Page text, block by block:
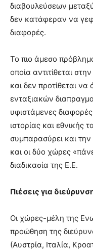
διαβουλεύσεων
δεν κατάφεραν να
διαφορές.
Το πιο άμεσο
οποία αντιτίθεται
και δεν προτίθεται να
ενταξιακών
υφιστάμενες
ιστορίας και εθνικής
συμπαρασύρει και
και οι δύο χώρες
διαδικασία της Ε.Ε.
Πιέσεις για
Οι χώρες-μέλη της
προώθηση της
(Αυστρία, Ιταλία,